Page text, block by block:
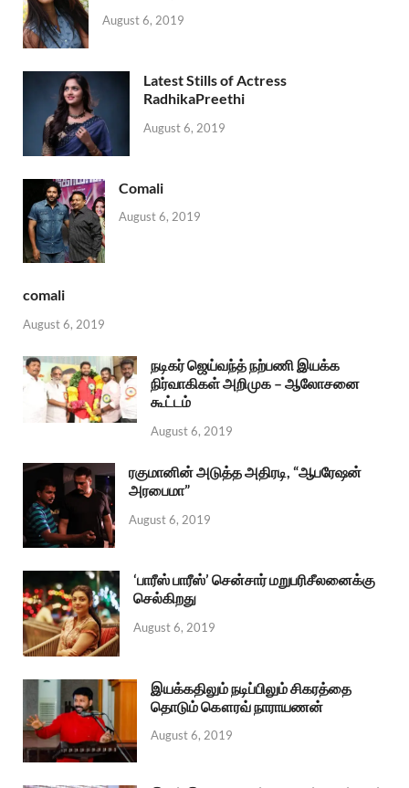
August 6, 2019
Latest Stills of Actress
RadhikaPreethi
August 6, 2019
Comali
August 6, 2019
comali
August 6, 2019
நடிகர் ஜெய்வந்த் நற்பணி இயக்க
நிர்வாகிகள் அறிமுக – ஆலோசனை
கூட்டம்
August 6, 2019
ரகுமானின் அடுத்த அதிரடி, “ஆபரேஷன்
அரபைமா”
August 6, 2019
‘பாரீஸ் பாரீஸ்’ சென்சார் மறுபரிசீலனைக்கு
செல்கிறது
August 6, 2019
இயக்கதிலும் நடிப்பிலும் சிகரத்தை
தொடும் கௌரவ் நாராயணன்
August 6, 2019